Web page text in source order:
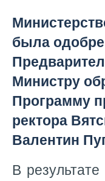
была
Министру
Программу
ректора
Валентин
В